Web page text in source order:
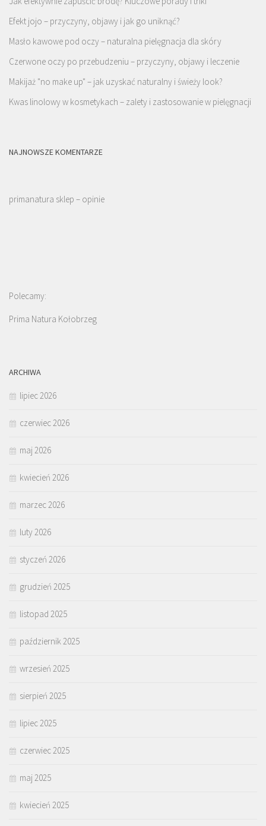
Efekt jojo – przyczyny, objawy i jak go uniknąć?
Masło kawowe pod oczy – naturalna pielęgnacja dla skóry
Czerwone oczy po przebudzeniu – przyczyny, objawy i leczenie
Makijaż "no make up" – jak uzyskać naturalny i świeży look?
Kwas linolowy w kosmetykach – zalety i zastosowanie w pielęgnacji
NAJNOWSZE KOMENTARZE
primanatura sklep – opinie
Polecamy:
Prima Natura Kołobrzeg
ARCHIWA
lipiec 2026
czerwiec 2026
maj 2026
kwiecień 2026
marzec 2026
luty 2026
styczeń 2026
grudzień 2025
listopad 2025
październik 2025
wrzesień 2025
sierpień 2025
lipiec 2025
czerwiec 2025
maj 2025
kwiecień 2025